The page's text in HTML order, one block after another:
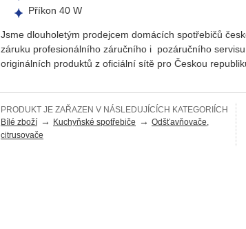
Příkon 40 W
Jsme dlouholetým prodejcem domácích spotřebičů
záruku profesionálního záručního i pozáručního
originálních produktů z oficiální sítě pro Českou
PRODUKT JE ZAŘAZEN V NÁSLEDUJÍCÍCH KATEGORIÍCH
Bílé zboží → Kuchyňské spotřebiče → Odšťavňovače,
citrusovače